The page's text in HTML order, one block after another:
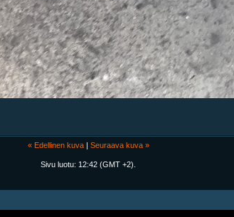
« Edellinen kuva| Seuraava kuva »
Sivu luotu: 12:42 (GMT +2).